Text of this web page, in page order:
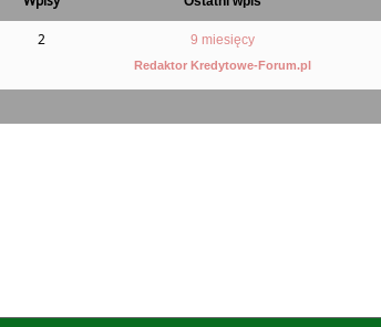
2 9 miesięcy
Redaktor Kredytowe-Forum.pl